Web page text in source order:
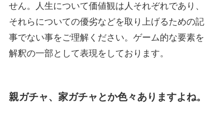
せん。人生について価値観は人それぞれであり、
それらについての優劣などを取り上げるための記
事でない事をご理解ください。ゲーム的な要素を
解釈の一部として表現をしております。
親ガチャ、家ガチャとか色々ありますよね。